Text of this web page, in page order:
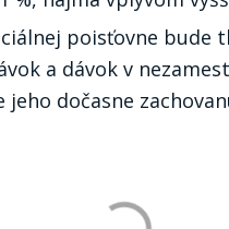
poisťovne
a dávok v
dočasne